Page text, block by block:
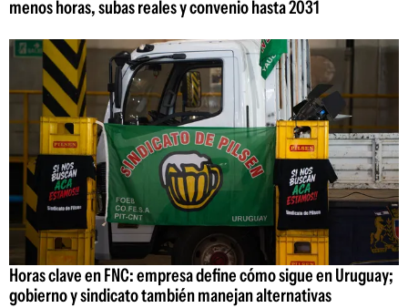
menos horas, subas reales y convenio hasta 2031
Horas clave en FNC: empresa define cómo sigue en Uruguay;
gobierno y sindicato también manejan alternativas